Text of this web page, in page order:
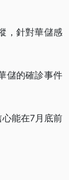
，針對華儲感
儲的確診事件
能在7月底前